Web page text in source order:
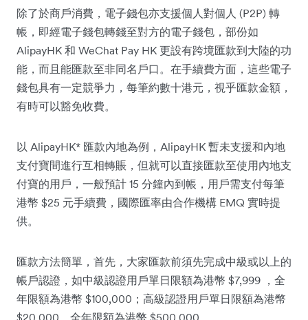
除了於商戶消費，電子錢包亦支援個人對個人 (P2P) 轉
帳，即經電子錢包轉錢至對方的電子錢包，部份如
AlipayHK 和 WeChat Pay HK 更設有跨境匯款到大陸的功
能，而且能匯款至非同名戶口。在手續費方面，這些電子
錢包具有一定競爭力，每筆約數十港元，視乎匯款金額，
有時可以豁免收費。
以 AlipayHK* 匯款內地為例，AlipayHK 暫未支援和內地
支付寶間進行互相轉賬，但就可以直接匯款至使用內地支
付寶的用戶，一般預計 15 分鐘內到帳，用戶需支付每筆
港幣 $25 元手續費，國際匯率由合作機構 EMQ 實時提
供。
匯款方法簡單，首先，大家匯款前須先完成中級或以上的
帳戶認證，如中級認證用戶單日限額為港幣 $7,999 ，全
年限額為港幣 $100,000；高級認證用戶單日限額為港幣
$20,000，全年限額為港幣 $500,000。